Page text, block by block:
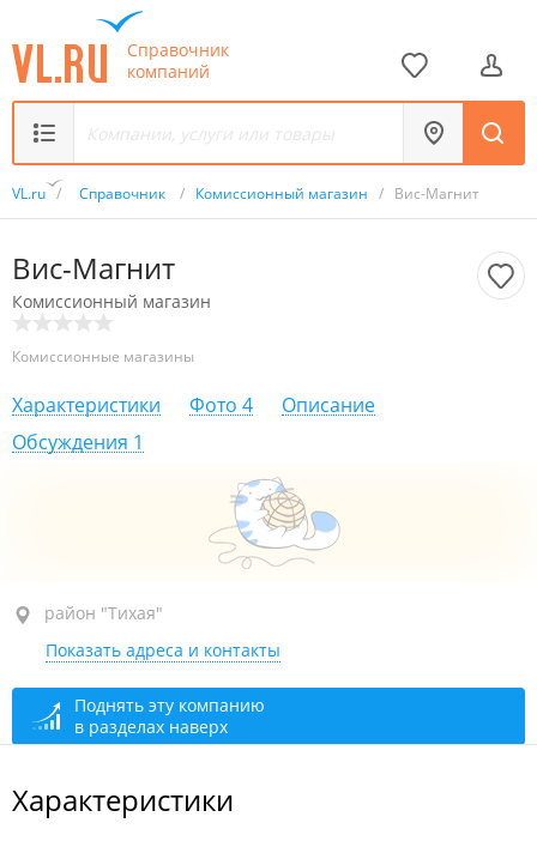
Справочник
компаний
VL.ru / Справочник / Комиссионный магазин / Вис-Магнит
Вис-Магнит
Комиссионный магазин
Комиссионные магазины
Характеристики Фото 4
Описание
Обсуждения 1
район "Тихая", ул. Добровольского, 35
1-й этаж
закрыто, откроется в 09:00
район "Тихая"
Показать адреса и контакты
Поднять эту компанию
в разделах наверх
Характеристики